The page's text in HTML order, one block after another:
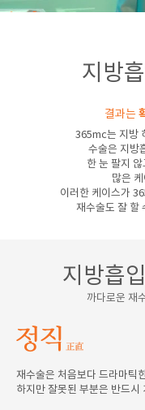
지방
결과는
365mc는 지방
수술은 지방
한 눈 팔지
많은
이러한 케이스가
재수술도 잘 할
지방흡
까다로운 재
재수술은 처음보다 드라마틱
하지만 잘못된 부분은 반드시